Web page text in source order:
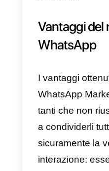
sfruttando
business
ancora più
immediato
Utilizzando
ti sarà